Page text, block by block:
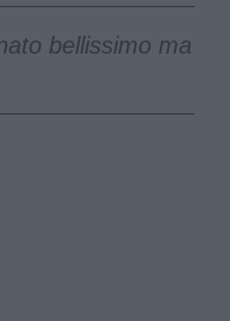
bellissimo ma